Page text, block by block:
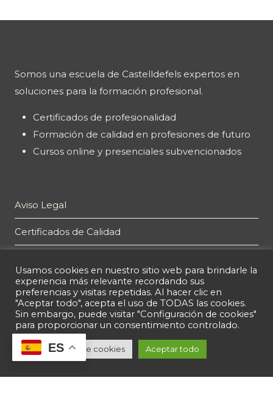
Somos una escuela de Castelldefels expertos en
soluciones para la formación profesional.
Certificados de profesionalidad
Formación de calidad en profesiones de futuro
Cursos online y presenciales subvencionados
Aviso Legal
Certificados de Calidad
Política de privacidad
Política de cookies
Usamos cookies en nuestro sitio web para brindarle la
experiencia más relevante recordando sus
preferencias y visitas repetidas. Al hacer clic en
"Aceptar todo", acepta el uso de TODAS las cookies.
Sin embargo, puede visitar "Configuración de cookies"
para proporcionar un consentimiento controlado.
Configuración de cookies Aceptar todo
ES